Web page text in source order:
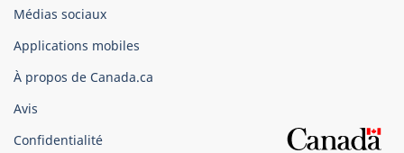
Organisation
gouvernement
du
Canada
Médias sociaux
Applications mobiles
À propos de Canada.ca
Avis
Confidentialité